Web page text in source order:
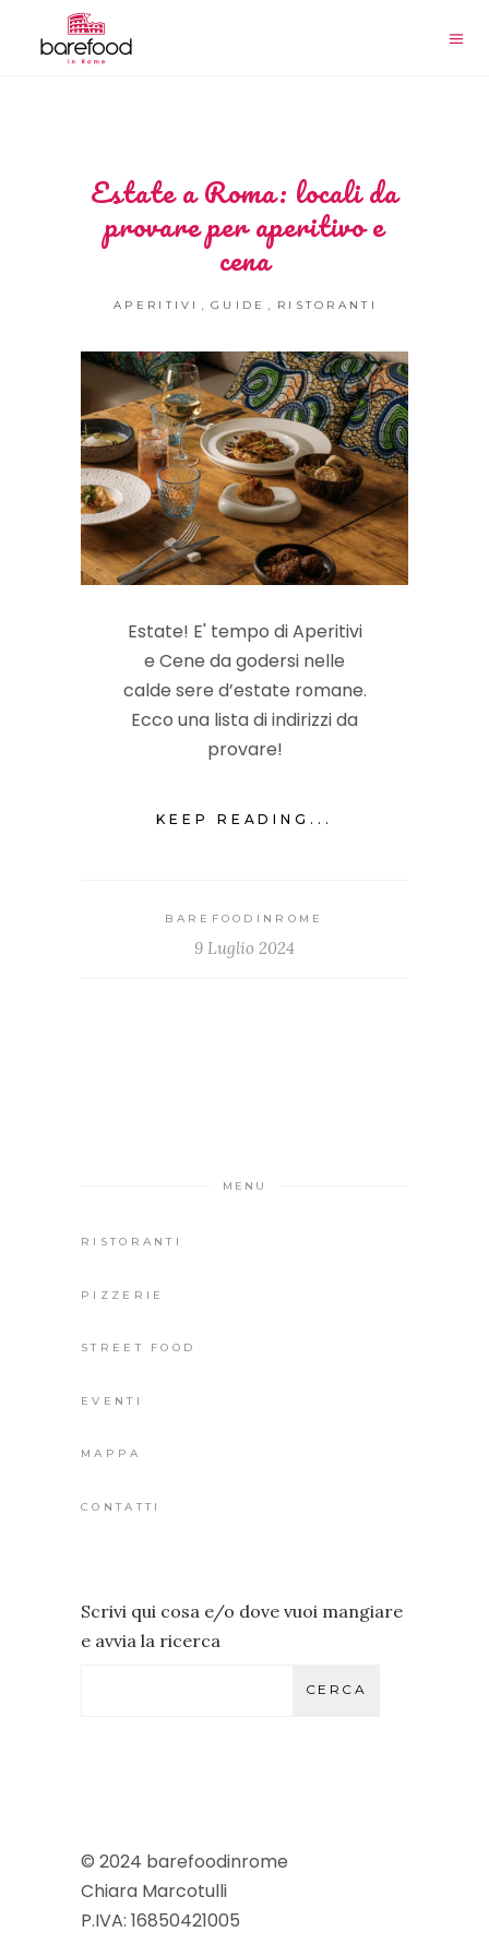
Estate a Roma: locali da
provare per aperitivo e
cena
APERITIVI GUIDE RISTORANTI
Estate! E' tempo di Aperitivi
e Cene da godersi nelle
calde sere d’estate romane.
Ecco una lista di indirizzi da
provare!
KEEP READING...
BAREFOODINROME
9 Luglio 2024
MENU
RISTORANTI
PIZZERIE
STREET FOOD
EVENTI
MAPPA
CONTATTI
Scrivi qui cosa e/o dove vuoi mangiare
e avvia la ricerca
CERCA
© 2024 barefoodinrome
Chiara Marcotulli
P.IVA: 16850421005